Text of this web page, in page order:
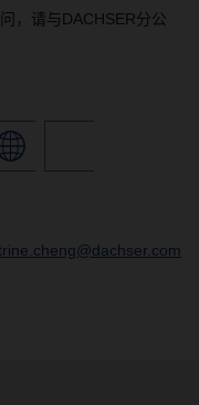
，请与DACHSER分公